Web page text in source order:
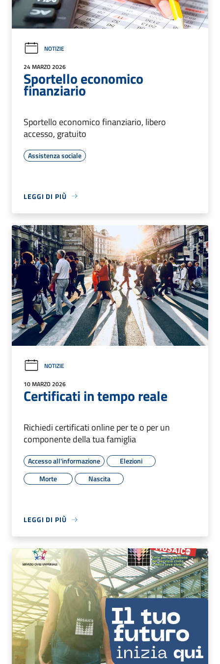
NOTIZIE
24 MARZO 2026
Sportello economico
finanziario
Sportello economico finanziario, libero
accesso, gratuito
Assistenza sociale
LEGGI DI PIÙ
NOTIZIE
10 MARZO 2026
Certificati in tempo reale
Richiedi certificati online per te o per un
componente della tua famiglia
Accesso all'informazione
Elezioni
Morte
Nascita
LEGGI DI PIÙ